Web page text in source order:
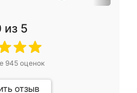
из 5
945оценок
отзыв